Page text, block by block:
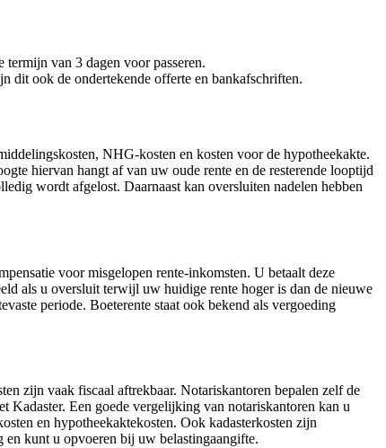
van 3 dagen voor passeren.
dit ook de ondertekende offerte en bankafschriften.
NHG-kosten en kosten voor de hypotheekakte.
hiervan hangt af van uw oude rente en de resterende looptijd
wordt afgelost. Daarnaast kan oversluiten nadelen hebben
voor misgelopen rente-inkomsten. U betaalt deze
als u oversluit terwijl uw huidige rente hoger is dan de nieuwe
periode. Boeterente staat ook bekend als vergoeding
zijn vaak fiscaal aftrekbaar. Notariskantoren bepalen zelf de
Kadaster. Een goede vergelijking van notariskantoren kan u
en hypotheekaktekosten. Ook kadasterkosten zijn
en kunt u opvoeren bij uw belastingaangifte.